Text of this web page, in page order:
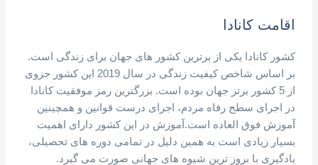
اقامت کانادا
کشور کانادا یکی از برترین کشور های جهان برای زندگی است.
بر اساس شاخص کیفیت زندگی در سال 2019 این کشور جزوی
از 5 کشور برتر جهان بوده است. بزرگترین رمز موفقیت کانادا
در اجرای سطح رفاه مردم، اجرای درست قوانین و همچینین
آموزش فوق العاده است.آموزش در این کشور دارای اهمیت
بسیار زیادی است به همین دلیل در تمامی دوره های تحصیلی،
یادگیری با بروز ترین شیوه های جهانی صورت می گیرد.